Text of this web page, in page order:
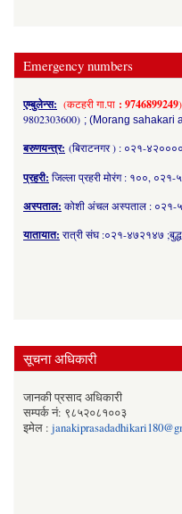
Emergency numbers
एम्बुलेन्स: (कटहरी गा.पा : 9746899249)
9802303600) ; (Morang sahakari
बरुणयन्त्र: (बिराटनगर ) : ०२१-
प्रहरी: जिल्ला प्रहरी मोरंग : १००,
अस्पताल: कोशी अंचल अस्पताल :
यातायात: रात्री संघ :०२१-४७२१४७
सूचना अधिकारी
जानकी प्रसाद अधिकारी
सम्पर्क नं: ९८५२०८१००३
इमेल :